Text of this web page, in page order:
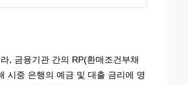
, 금융기관 간의 RP(환매조건부채
시중 은행의 예금 및 대출 금리에 영